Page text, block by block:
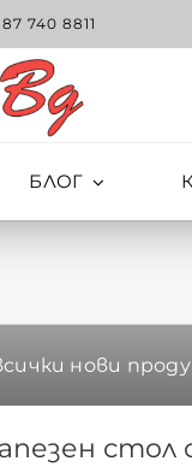
740 8811
БЛОГ
нови
стол